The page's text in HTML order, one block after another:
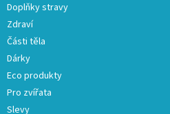
Doplňky stravy
Zdraví
Části těla
Dárky
Eco produkty
Pro zvířata
Slevy